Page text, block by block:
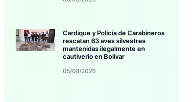
Cardique y Policía de Carabineros
rescatan 63 aves silvestres
mantenidas ilegalmente en
cautiverio en Bolívar
05/08/2026